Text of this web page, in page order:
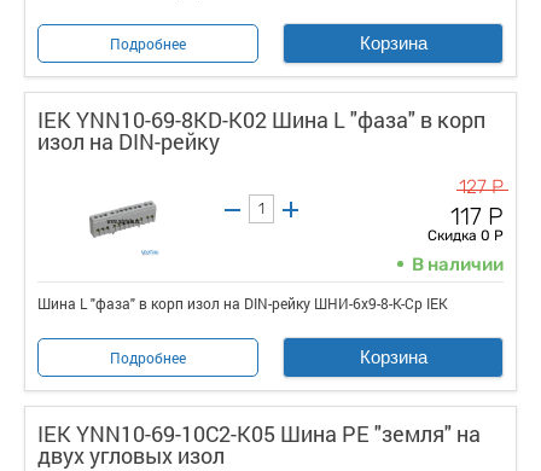
Подробнее Корзина
IEK YNN10-69-8KD-K02 Шина L "фаза" в корп
изол на DIN-рейку
127 Р
117 Р
Скидка 0 Р
В наличии
Шина L "фаза" в корп изол на DIN-рейку ШНИ-6х9-8-К-Ср IEK
Подробнее Корзина
IEK YNN10-69-10C2-K05 Шина PE "земля" на
двух угловых изол